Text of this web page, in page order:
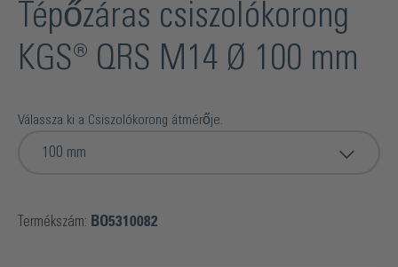
Tépőzáras csiszolókorong
KGS® QRS M14 Ø 100 mm
Válassza ki a Csiszolókorong átmérője.
100 mm
Termékszám: BO5310082